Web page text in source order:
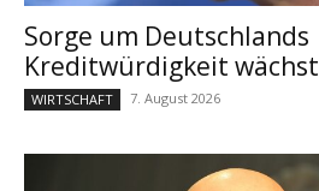
Sorge um Deutschlands
Kreditwürdigkeit wächst
WIRTSCHAFT 7. August 2026